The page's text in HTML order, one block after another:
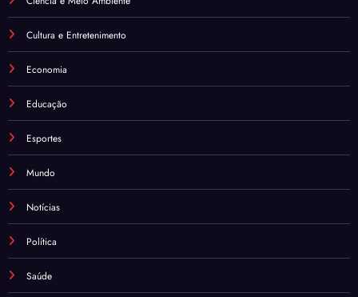
Cultura e Entretenimento
Economia
Educação
Esportes
Mundo
Notícias
Política
Saúde